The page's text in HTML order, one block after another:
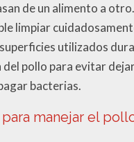
de un alimento a
limpiar
utilizados
del pollo para evitar
bacterias.
manejar el